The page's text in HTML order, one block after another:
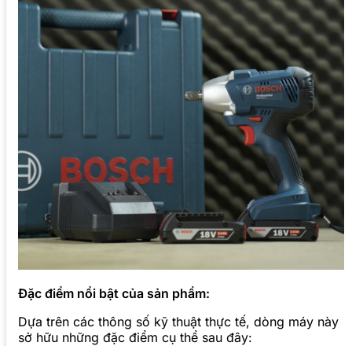
Đặc điểm nổi bật của sản phẩm:
Dựa trên các thông số kỹ thuật thực tế, dòng máy này
sở hữu những đặc điểm cụ thể sau đây: